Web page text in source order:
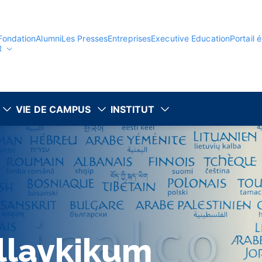
AlumniLes PressesEntreprisesExecutive EducationPortail
VIE DE CAMPUS
INSTITUT